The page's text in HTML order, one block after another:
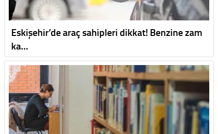
Eskişehir’de araç sahipleri dikkat! Benzine zam
ka…